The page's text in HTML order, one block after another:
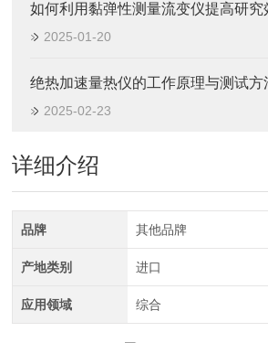
如何利用黏弹性测量流变仪提高研究
2025-01-20
绝热加速量热仪的工作原理与测试方
2025-02-23
详细介绍
品牌 其他品牌
产地类别 进口
应用领域 综合